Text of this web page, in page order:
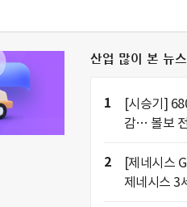
산업 많이 본 뉴스